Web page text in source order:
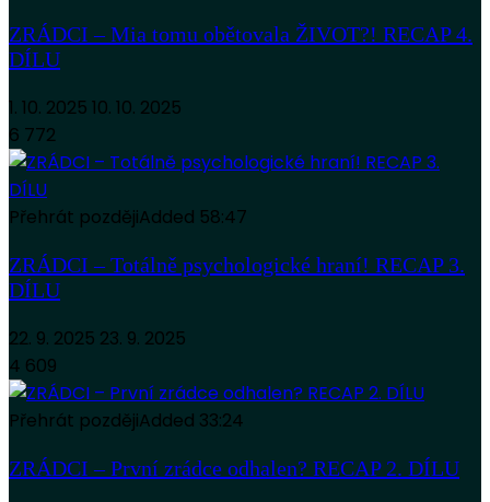
ZRÁDCI – Mia tomu obětovala ŽIVOT?! RECAP 4.
DÍLU
1. 10. 2025 10. 10. 2025
6 772
Přehrát pozdějiAdded 58:47
ZRÁDCI – Totálně psychologické hraní! RECAP 3.
DÍLU
22. 9. 2025 23. 9. 2025
4 609
Přehrát pozdějiAdded 33:24
ZRÁDCI – První zrádce odhalen? RECAP 2. DÍLU